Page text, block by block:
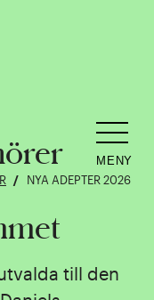
NYA ADEPTER 2026
MENY
till den